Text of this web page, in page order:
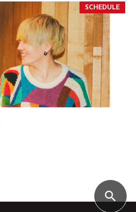
search